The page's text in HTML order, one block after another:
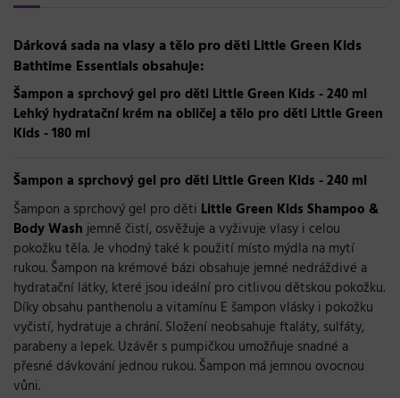
Dárková sada na vlasy a tělo pro děti Little Green Kids
Bathtime Essentials obsahuje:
Šampon a sprchový gel pro děti Little Green Kids - 240 ml
Lehký hydratační krém na obličej a tělo pro děti Little Green
Kids - 180 ml
Šampon a sprchový gel pro děti Little Green Kids - 240 ml
Šampon a sprchový gel pro děti Little Green Kids Shampoo &
Body Washjemně čistí, osvěžuje a vyživuje vlasy i celou
pokožku těla. Je vhodný také k použití místo mýdla na mytí
rukou. Šampon na krémové bázi obsahuje jemné nedráždivé a
hydratační látky, které jsou ideální pro citlivou dětskou pokožku.
Díky obsahu panthenolu a vitamínu E šampon vlásky i pokožku
vyčistí, hydratuje a chrání. Složení neobsahuje ftaláty, sulfáty,
parabeny a lepek. Uzávěr s pumpičkou umožňuje snadné a
přesné dávkování jednou rukou. Šampon má jemnou ovocnou
vůni.